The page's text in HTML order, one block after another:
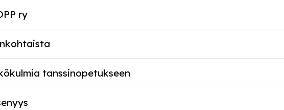
ry
tanssinopetukseen